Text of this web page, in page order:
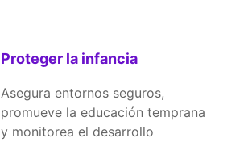
Proteger la infancia
Asegura entornos seguros,
promueve la educación temprana
y monitorea el desarrollo